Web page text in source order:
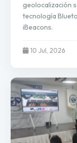
geolocalización
tecnología
iBeacons.
10 Jul, 2026